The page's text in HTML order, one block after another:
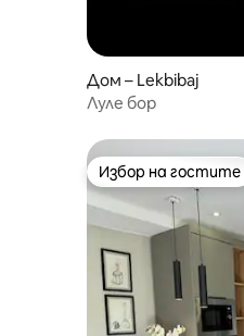
Дом – Lekbibaj
Луле бор
Избор на гостите
Избор на гостите